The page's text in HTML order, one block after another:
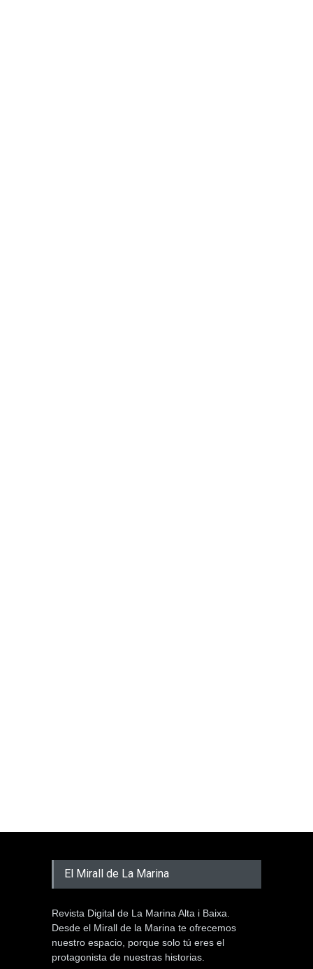
El Mirall de La Marina
Revista Digital de La Marina Alta i Baixa.
Desde el Mirall de la Marina te ofrecemos
nuestro espacio, porque solo tú eres el
protagonista de nuestras historias.